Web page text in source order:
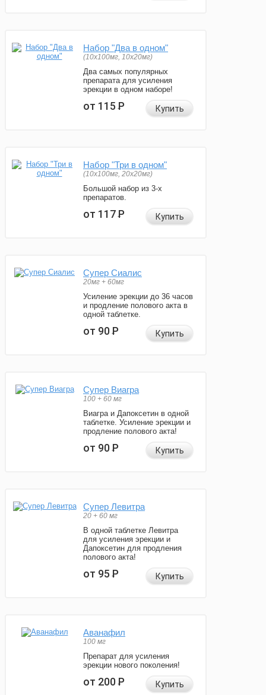
Набор "Два в одном"
(10x100мг, 10x20мг)
Два самых популярных
препарата для усиления
эрекции в одном наборе!
от 115Р Купить
Набор "Три в одном"
(10x100мг, 20x20мг)
Большой набор из 3-х
препаратов.
от 117Р Купить
Супер Сиалис
20мг + 60мг
Усиление эрекции до 36 часов
и продление полового акта в
одной таблетке.
от 90Р Купить
Супер Виагра
100 + 60 мг
Виагра и Дапоксетин в одной
таблетке. Усиление эрекции и
продление полового акта!
от 90Р Купить
Супер Левитра
20 + 60 мг
В одной таблетке Левитра
для усиления эрекции и
Дапоксетин для продления
полового акта!
от 95Р Купить
Аванафил
100 мг
Препарат для усиления
эрекции нового поколения!
от 200Р Купить